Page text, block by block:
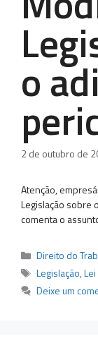
o
2 de outubro de
Atenção,
Legislação sobre
comenta o
Categorias
Direito do
Tags
Legislação,Lei
Deixe um